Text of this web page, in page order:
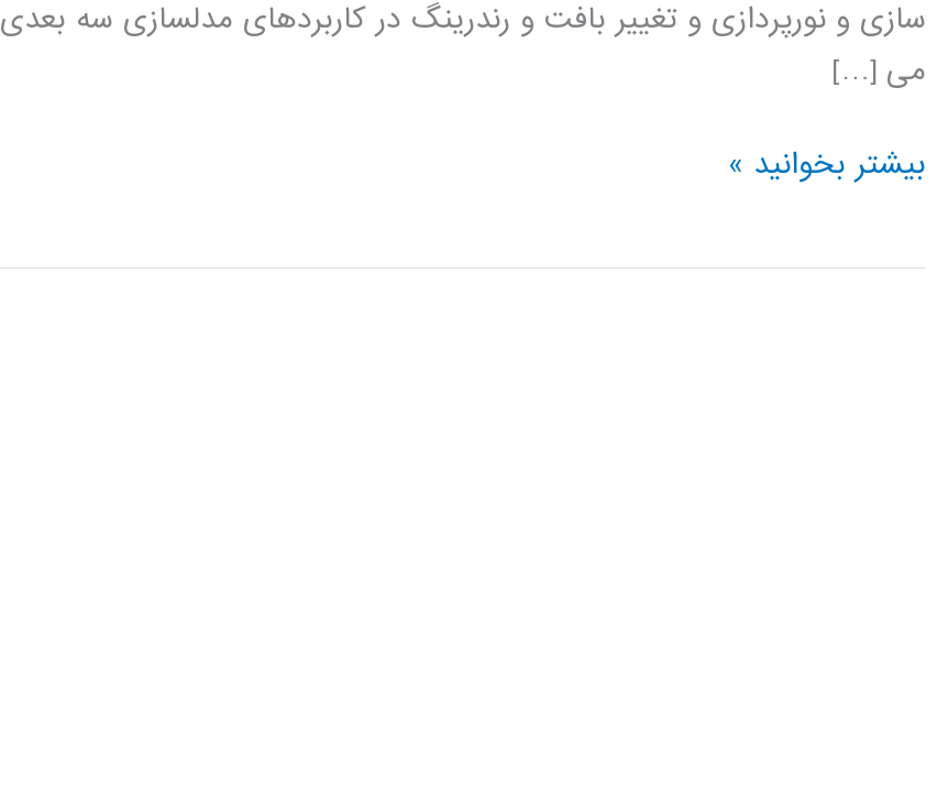
سازی و نورپردازی و تغییر بافت و رندرینگ در کاربردهای مدلسازی سه بعدی
می […]
آموزش
4D
بیشتر بخوانید »